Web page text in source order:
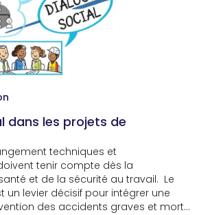
dans les projets de
techniques et
tenir compte dès la
et de la sécurité au travail. Le
un levier décisif pour intégrer une
des accidents graves et mort...